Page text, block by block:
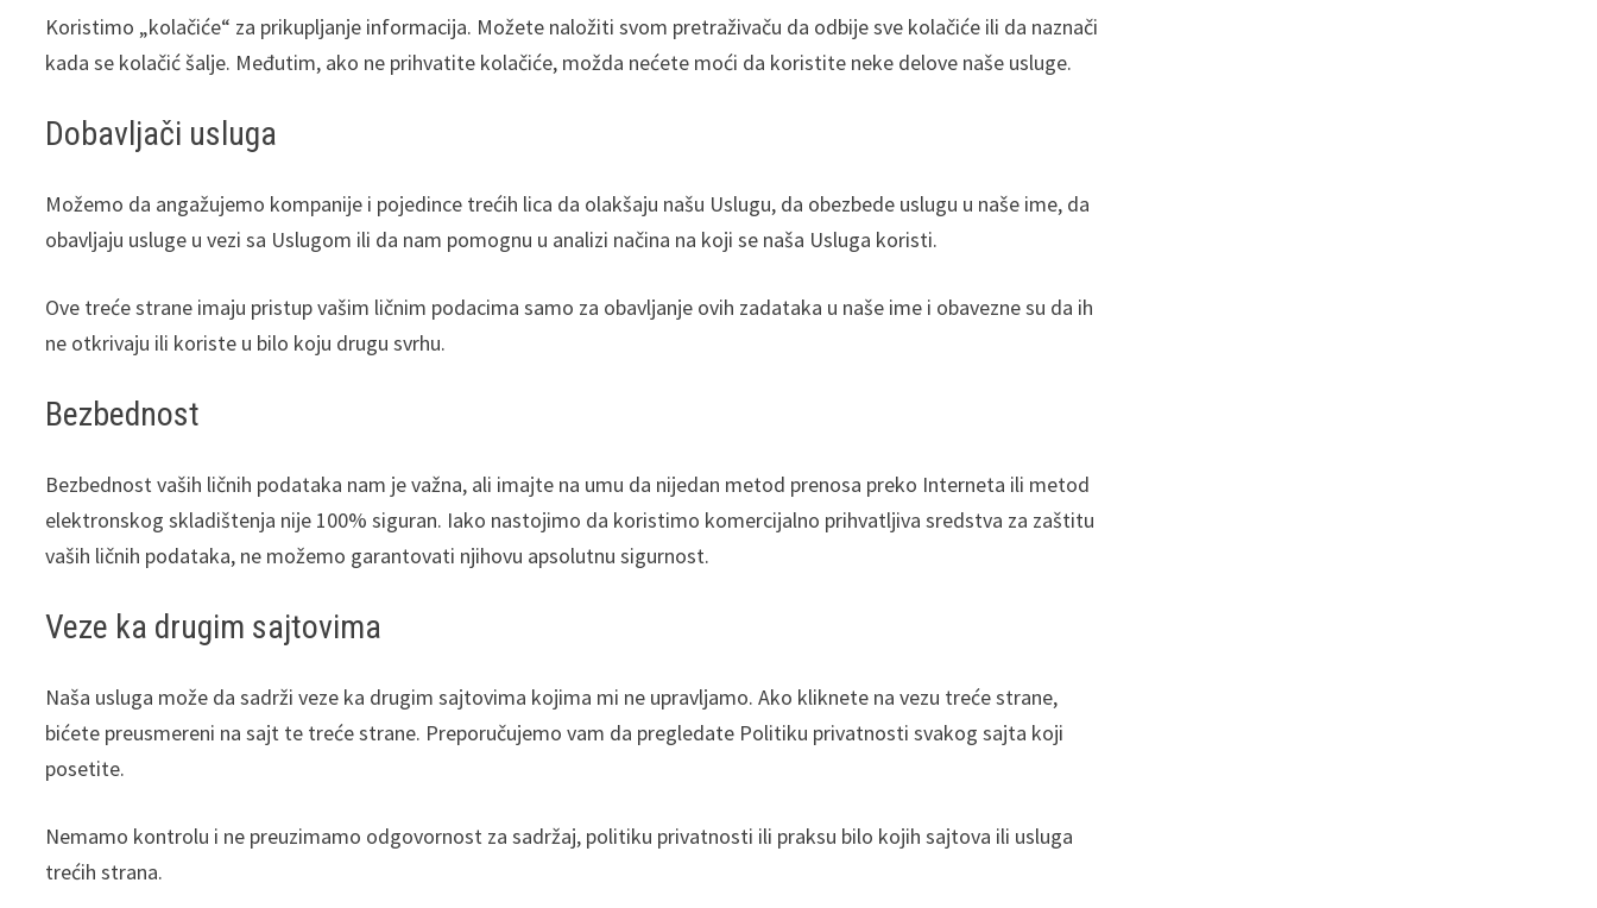
Koristimo „kolačiće“ za prikupljanje informacija. Možete naložiti svom pretraživaču da odbije sve kolačiće ili da naznači
kada se kolačić šalje. Međutim, ako ne prihvatite kolačiće, možda nećete moći da koristite neke delove naše usluge.
Dobavljači usluga
Možemo da angažujemo kompanije i pojedince trećih lica da olakšaju našu Uslugu, da obezbede uslugu u naše ime, da
obavljaju usluge u vezi sa Uslugom ili da nam pomognu u analizi načina na koji se naša Usluga koristi.
Ove treće strane imaju pristup vašim ličnim podacima samo za obavljanje ovih zadataka u naše ime i obavezne su da ih
ne otkrivaju ili koriste u bilo koju drugu svrhu.
Bezbednost
Bezbednost vaših ličnih podataka nam je važna, ali imajte na umu da nijedan metod prenosa preko Interneta ili metod
elektronskog skladištenja nije 100% siguran. Iako nastojimo da koristimo komercijalno prihvatljiva sredstva za zaštitu
vaših ličnih podataka, ne možemo garantovati njihovu apsolutnu sigurnost.
Veze ka drugim sajtovima
Naša usluga može da sadrži veze ka drugim sajtovima kojima mi ne upravljamo. Ako kliknete na vezu treće strane,
bićete preusmereni na sajt te treće strane. Preporučujemo vam da pregledate Politiku privatnosti svakog sajta koji
posetite.
Nemamo kontrolu i ne preuzimamo odgovornost za sadržaj, politiku privatnosti ili praksu bilo kojih sajtova ili usluga
trećih strana.